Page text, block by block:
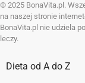
© 2025 BonaVita.pl.
na naszej stronie
BonaVita.pl nie udziela
leczy.
Dieta od A do Z